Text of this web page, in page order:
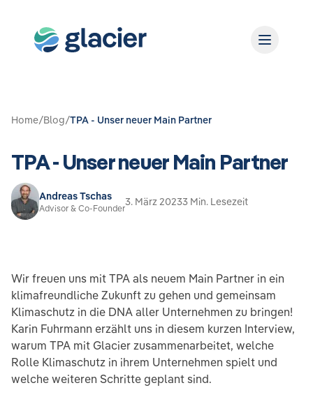
Home/Blog/TPA - Unser neuer Main Partner
TPA - Unser neuer Main Partner
Andreas Tschas
Advisor & Co-Founder
3. März 20233 Min. Lesezeit
Wir freuen uns mit TPA als neuem Main Partner in ein
klimafreundliche Zukunft zu gehen und gemeinsam
Klimaschutz in die DNA aller Unternehmen zu bringen!
Karin Fuhrmann erzählt uns in diesem kurzen Interview,
warum TPA mit Glacier zusammenarbeitet, welche
Rolle Klimaschutz in ihrem Unternehmen spielt und
welche weiteren Schritte geplant sind.